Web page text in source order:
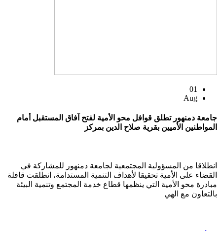
01
Aug
جامعة دمنهور تطلق قوافل محو الأمية لفتح آفاق المستقبل أمام
المواطنين الأميين بقرية صلاح الدين بمركز
انطلاقا من المسؤولية المجتمعية لجامعة دمنهور للمشاركة في
القضاء على الأمية تحقيقا لأهداف التنمية المستدامة، انطلقت قافلة
مبادرة محو الأمية التي ينظمها قطاع خدمة المجتمع وتنمية البيئة
بالتعاون مع الهي